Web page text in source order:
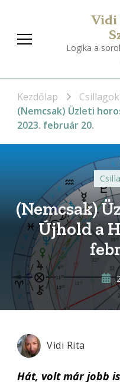
Vidi
Logika a
Kezdőlap
(Nemcsak) Üzleti
2023. február 20.
(Nemcsak)
Újhold a
Vidi Rita
Hát, volt már jobb